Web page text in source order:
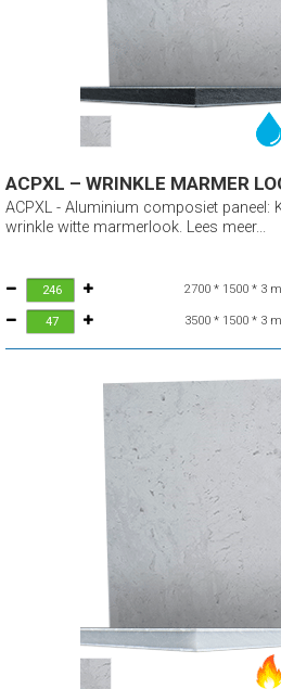
ACPXL – WRINKLE MARMER
ACPXL - Aluminium composiet paneel:
wrinkle witte marmerlook. Lees meer...
2700 * 1500 * 3
3500 * 1500 * 3